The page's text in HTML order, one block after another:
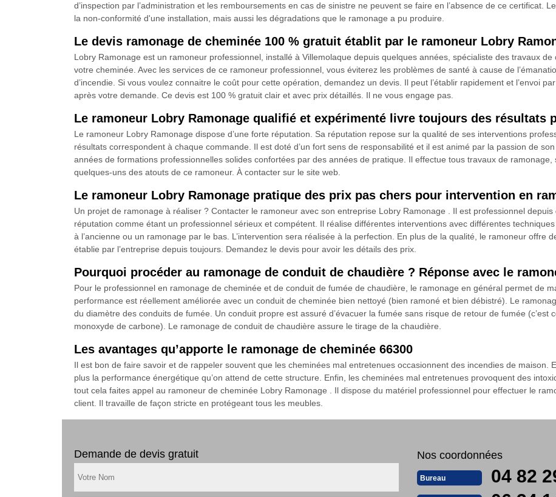
d’inspection par l’administration et les remboursements en cas de sinistre ne peuvent se faire en l’absence de ce certificat.
la non-conformité d'une installation, mais aussi les dégradations que le ramonage a pu produire.
Le devis ramonage de cheminée 100 % gratuit établit par le ramoneur Lobry
Lobry Ramonage est un ramoneur professionnel, installé à Villemolaque depuis quelques années, spécialiste des travaux
votre cheminée. Avec les services de ce ramoneur professionnel, vous éviterez les problèmes de santé à cause de
d’incendie. Si vous voulez connaitre le coût pour cette opération, demandez un devis. Il peut l’établir rapidement et l’envoi
après votre demande. Ce devis est 100 % gratuit clair et avec prix détaillés. Il ne vous engage pas.
Le ramoneur Lobry Ramonage qualifié et expérimenté livre toujours des résultats
Le ramoneur Lobry Ramonage dispose d’une forte réputation. Sa réputation repose sur la qualité de ses interventions
résultats correspondent à chaque commande. Il est doté d’un fort sens de responsabilité et il est animé par la passion de
années de formations professionnelles solides confortées par des années de pratique. Il effectue tous travaux de
quelques-uns des atouts de ce ramoneur. À contacter sur le site web.
Le ramoneur Lobry Ramonage pratique des prix pas chers pour intervention en
Un projet de ramonage à réaliser ? Contacter le ramoneur avec son entreprise Lobry Ramonage . Il est professionnel
réputation comme étant un professionnel sérieux et compétent. Il réalise différentes interventions avec différentes
à l’ancienne ou un ramonage par le bas. L’intervention sera réalisée à la perfection. En plus de la qualité, le ramoneur offre
établie par l’entreprise depuis toujours. Demandez le devis pour avoir les détails des prix.
Pourquoi procéder au ramonage de conduit de chaudière ? Réponse avec le
Pour le professionnel en ramonage de cheminée et de conduit de fumée de chaudière, le ramonage en général permet de
performance est réellement améliorée avec un conduit de cheminée bien nettoyé (bien ramoné et bien débistré). Le
du diamètre des conduits de fumée. Un conduit propre est assuré d’évacuer la fumée sans risque de retour de fumée (c’est
monoxyde de carbone). Le ramonage de conduit de chaudière assure le tirage de la chaudière.
Les avantages qu’apporte le ramonage de cheminée 66300
Il est bon de faire savoir et de rappeler souvent que les cheminées mal entretenues occasionnent des incendies de maison.
plus la performance énergétique qu’on attend de cette structure. Enfin, les cheminées mal entretenues provoquent des
tout cela faites appel au ramoneur de cheminée Lobry Ramonage . Il dispose du matériel professionnel pour effectuer le
client. Il travaille de façon stricte en protégeant tous les meubles.
Demande de devis gratuit Nos coordonnées
Bureau 04 82